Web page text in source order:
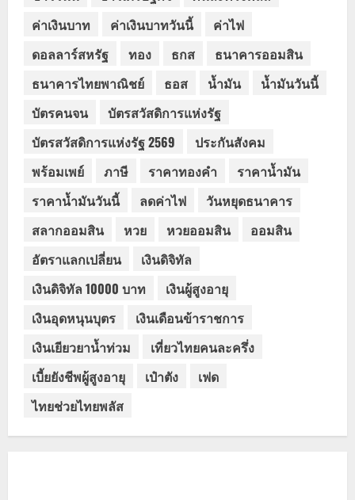
ค่าเงินบาท
ค่าเงินบาทวันนี้
ค่าไฟ
ดอลลาร์สหรัฐ
ทอง ธกส
ธนาคารออมสิน
ธนาคารไทยพาณิชย์
ธอส น้ำมัน
น้ำมันวันนี้
บัตรคนจน
บัตรสวัสดิการแห่งรัฐ
บัตรสวัสดิการแห่งรัฐ 2569
ประกันสังคม
พร้อมเพย์
ภาษี ราคาทองคำ
ราคาน้ำมัน
ราคาน้ำมันวันนี้
ลดค่าไฟ
วันหยุดธนาคาร
สลากออมสิน
หวย หวยออมสิน
ออมสิน
อัตราแลกเปลี่ยน
เงินดิจิทัล
เงินดิจิทัล 10000 บาท
เงินผู้สูงอายุ
เงินอุดหนุนบุตร
เงินเดือนข้าราชการ
เงินเยียวยาน้ำท่วม
เที่ยวไทยคนละครึ่ง
เบี้ยยังชีพผู้สูงอายุ
เป๋าตัง
เฟด
ไทยช่วยไทยพลัส